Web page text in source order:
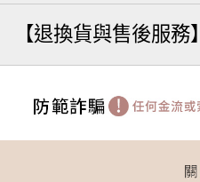
【退換貨與售後服務】